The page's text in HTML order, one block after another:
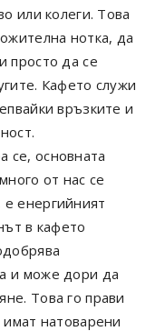
или колеги. Това
нотка, да
просто да се
Кафето служи
връзките и
се, основната
от нас се
енергийният
в кафето
и може дори да
Това го прави
натоварени